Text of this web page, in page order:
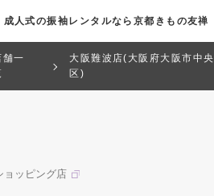
人式の振袖レンタルなら京都きもの友禅
舗一
大阪難波店(大阪府大阪市中央
区)
ョッピング店